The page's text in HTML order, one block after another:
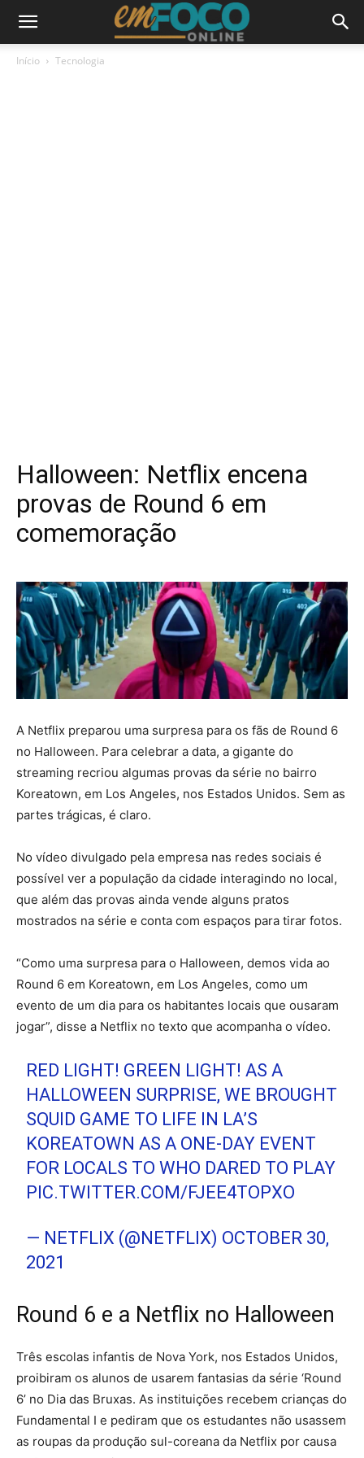
Início Tecnologia
Halloween: Netflix encena
provas de Round 6 em
comemoração
A Netflix preparou uma surpresa para os fãs de Round 6
no Halloween. Para celebrar a data, a gigante do
streaming recriou algumas provas da série no bairro
Koreatown, em Los Angeles, nos Estados Unidos. Sem as
partes trágicas, é claro.
No vídeo divulgado pela empresa nas redes sociais é
possível ver a população da cidade interagindo no local,
que além das provas ainda vende alguns pratos
mostrados na série e conta com espaços para tirar fotos.
“Como uma surpresa para o Halloween, demos vida ao
Round 6 em Koreatown, em Los Angeles, como um
evento de um dia para os habitantes locais que ousaram
jogar”, disse a Netflix no texto que acompanha o vídeo.
RED LIGHT! GREEN LIGHT! AS A
HALLOWEEN SURPRISE, WE BROUGHT
SQUID GAME TO LIFE IN LA’S
KOREATOWN AS A ONE-DAY EVENT
FOR LOCALS TO WHO DARED TO PLAY
PIC.TWITTER.COM/FJEE4TOPXO
— NETFLIX (@NETFLIX) OCTOBER 30,
2021
Round 6 e a Netflix no Halloween
Três escolas infantis de Nova York, nos Estados Unidos,
proibiram os alunos de usarem fantasias da série ‘Round
6’ no Dia das Bruxas. As instituições recebem crianças do
Fundamental I e pediram que os estudantes não usassem
as roupas da produção sul-coreana da Netflix por causa